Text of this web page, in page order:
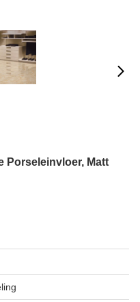
Porseleinvloer, Matt